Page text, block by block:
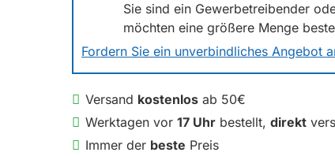
Sie sind ein Gewerbetreibender
möchten eine größere Menge
Fordern Sie ein unverbindliches Angebot
Versand kostenlos ab 50€
Werktagen vor 17 Uhr bestellt, direkt
Immer der beste Preis